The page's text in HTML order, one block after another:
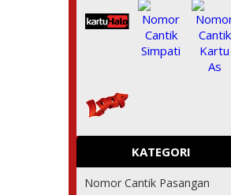
KATEGORI
Nomor Cantik Pasangan